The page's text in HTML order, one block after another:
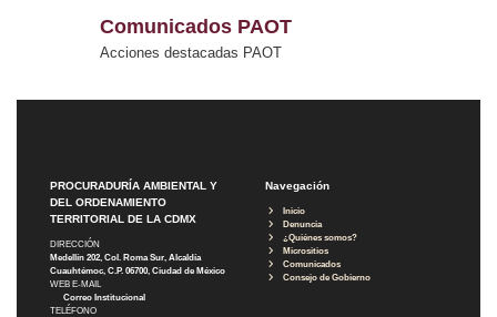
Comunicados PAOT
Acciones destacadas PAOT
PROCURADURÍA AMBIENTAL Y
DEL ORDENAMIENTO
TERRITORIAL DE LA CDMX
DIRECCIÓN
Medellín 202, Col. Roma Sur, Alcaldía
Cuauhtémoc, C.P. 06700, Ciudad de México
WEB E-MAIL
Correo Institucional
TELÉFONO
Navegación
Inicio
Denuncia
¿Quiénes somos?
Micrositios
Comunicados
Consejo de Gobierno